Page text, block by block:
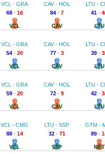
VCL - GRA
68- 16
VCL
CAV - HOL
84- 7
CAV
LTU -
41 -
LTU
VCL - GRA
54- 20
VCL
CAV - HOL
77- 3
CAV
LTU -
39 -
LTU
VCL - GRA
59- 20
VCL
CAV - HOL
72- 9
CAV
LTU -
42 -
LTU
VCL - CMG
88- 14
VCL
LTU - SSP
32- 71
SSP
GTM -
89 -
MET